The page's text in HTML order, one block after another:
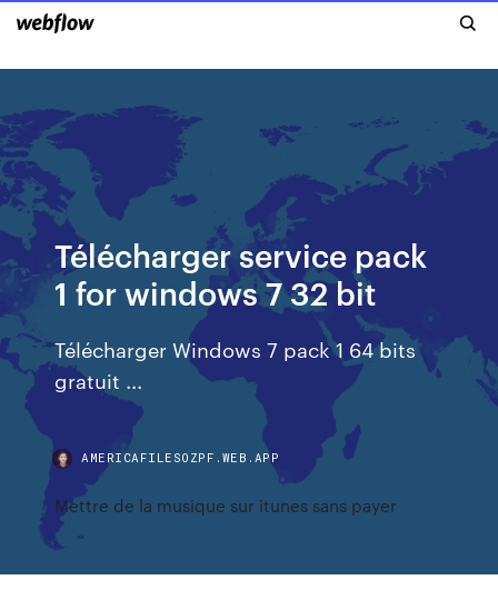
Télécharger service pack
1 for windows 7 32 bit
Télécharger Windows 7 pack 1 64 bits
gratuit ...
AMERICAFILESOZPF.WEB.APP
Mettre de la musique sur itunes sans payer